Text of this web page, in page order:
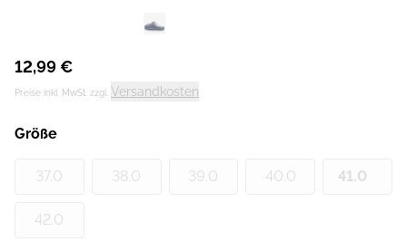
12,99 €
Preise inkl. MwSt. zzgl. Versandkosten
Größe
37.0 38.0 39.0 40.0 41.0
42.0